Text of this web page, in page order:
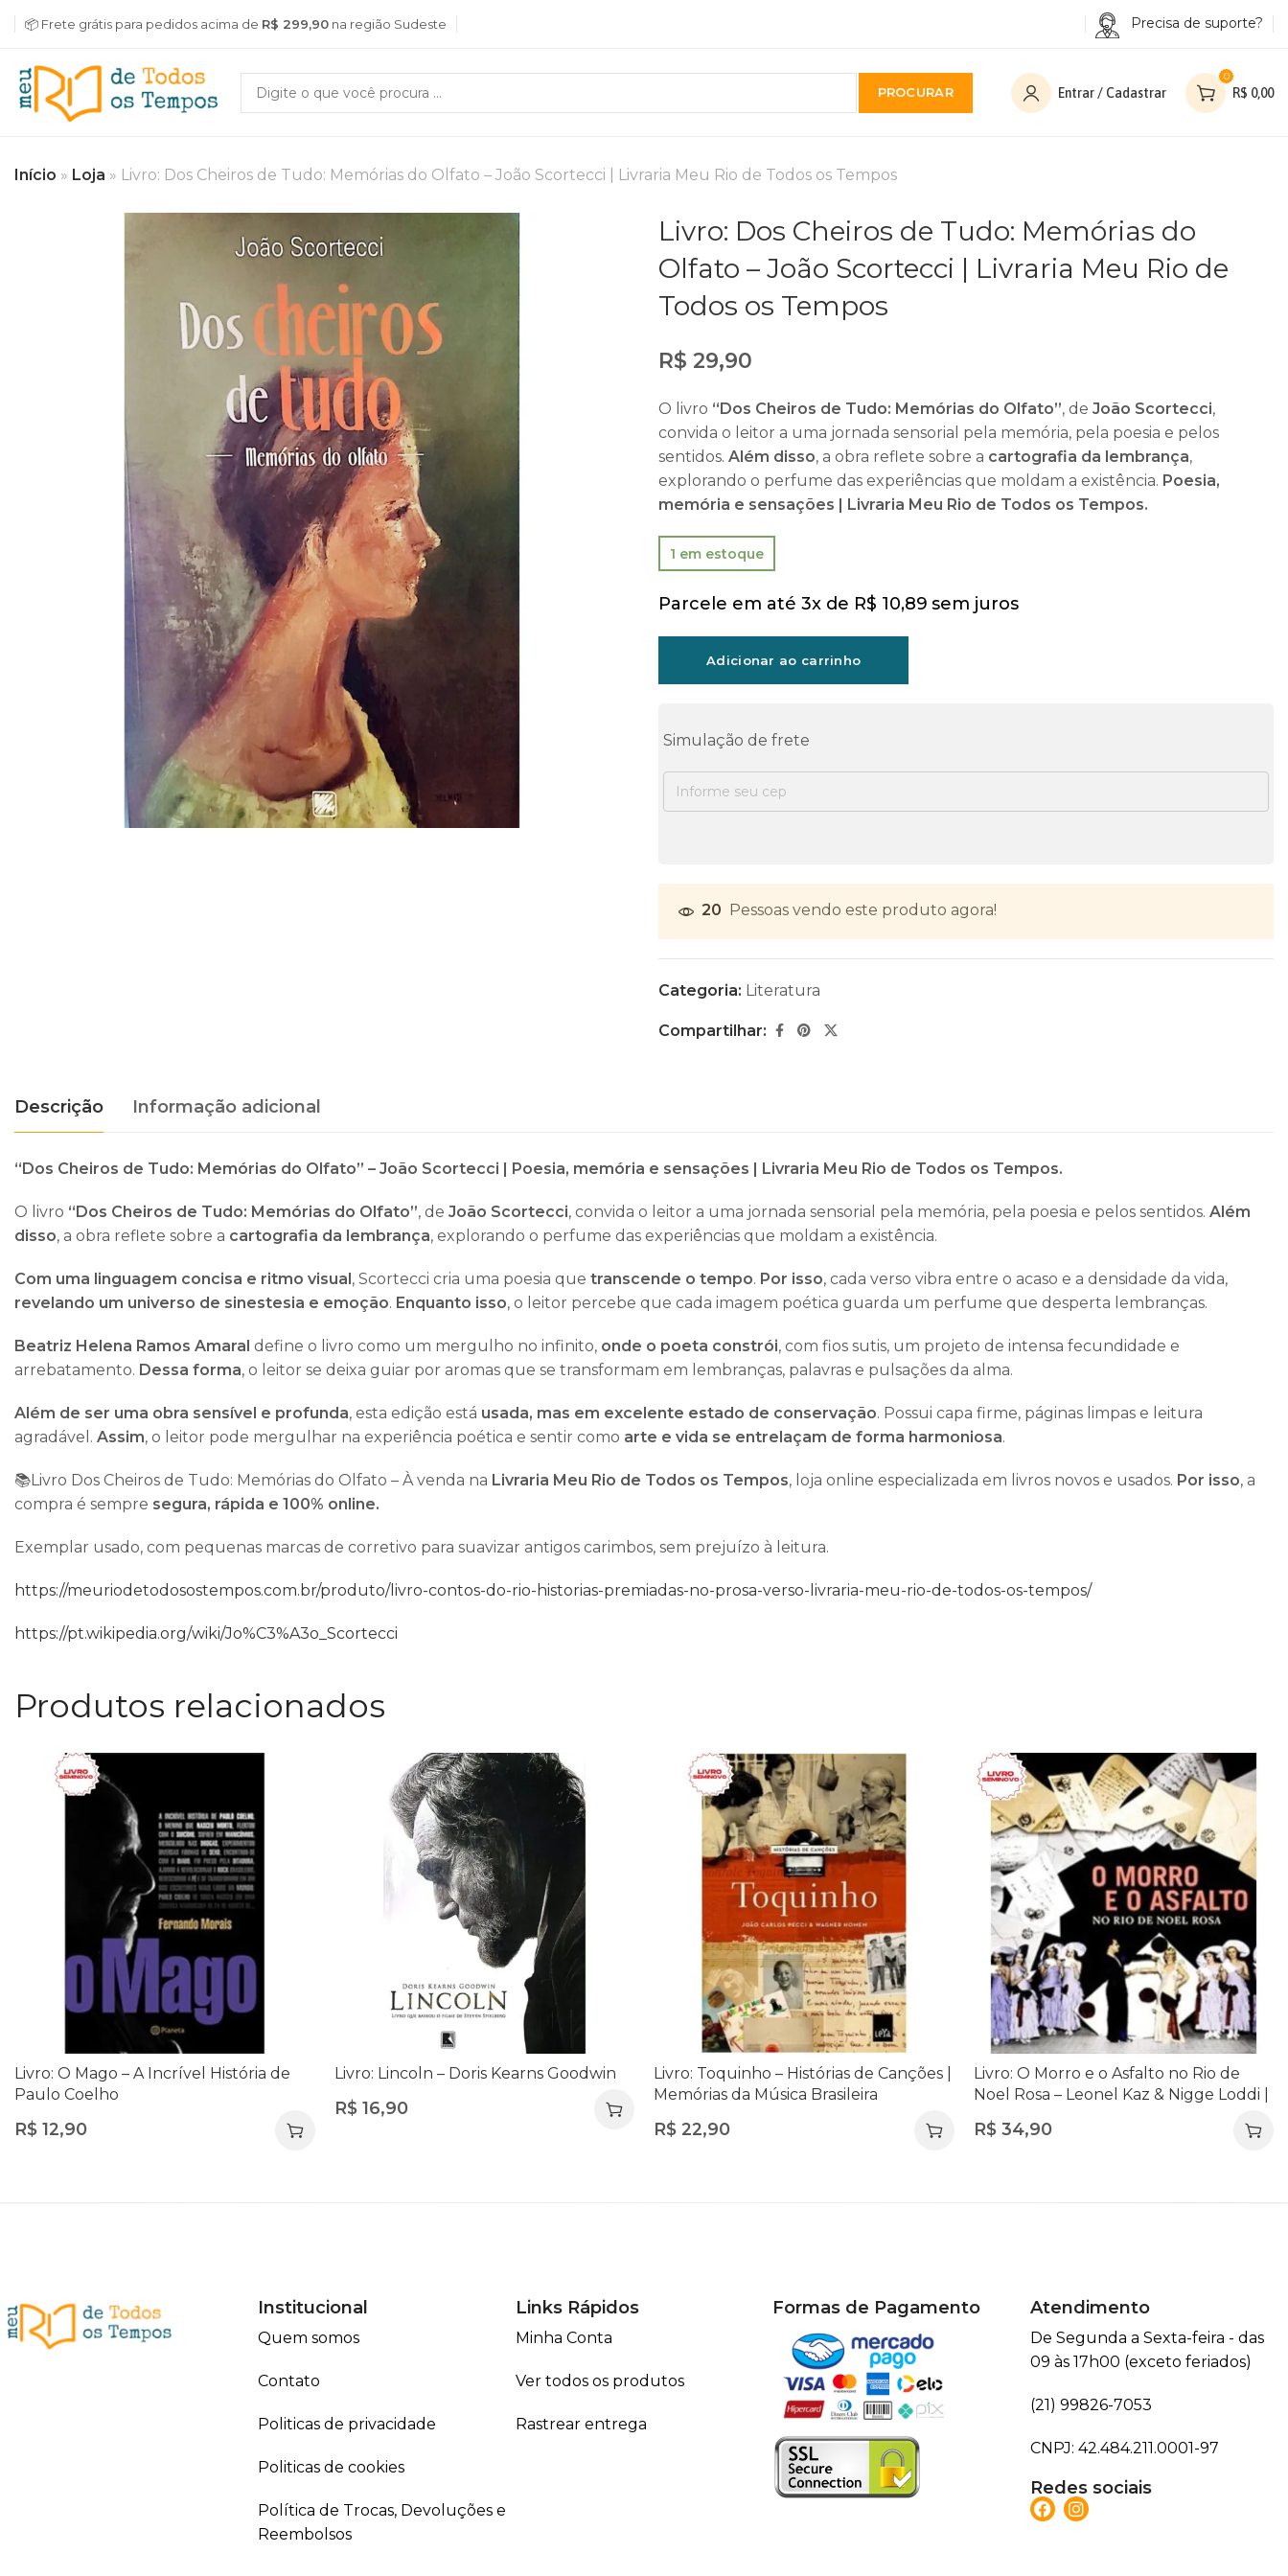
📦 Frete grátis para pedidos acima de R$ 299,90 na região Sudeste Precisa de suporte?
PROCURAR Entrar / Cadastrar
0
R$ 0,00
Início » Loja » Livro: Dos Cheiros de Tudo: Memórias do Olfato – João Scortecci | Livraria Meu Rio de Todos os Tempos
Livro: Dos Cheiros de Tudo: Memórias do
Olfato – João Scortecci | Livraria Meu Rio de
Todos os Tempos
R$ 29,90
O livro “Dos Cheiros de Tudo: Memórias do Olfato”, de João Scortecci,
convida o leitor a uma jornada sensorial pela memória, pela poesia e pelos
sentidos. Além disso, a obra reflete sobre a cartografia da lembrança,
explorando o perfume das experiências que moldam a existência. Poesia,
memória e sensações | Livraria Meu Rio de Todos os Tempos.
1 em estoque
Parcele em até 3x de R$ 10,89 sem juros
Adicionar ao carrinho
Simulação de frete
20 Pessoas vendo este produto agora!
Categoria: Literatura
Compartilhar:
Descrição Informação adicional
“Dos Cheiros de Tudo: Memórias do Olfato” – João Scortecci | Poesia, memória e sensações | Livraria Meu Rio de Todos os Tempos.
O livro “Dos Cheiros de Tudo: Memórias do Olfato”, de João Scortecci, convida o leitor a uma jornada sensorial pela memória, pela poesia e pelos sentidos. Além
disso, a obra reflete sobre a cartografia da lembrança, explorando o perfume das experiências que moldam a existência.
Com uma linguagem concisa e ritmo visual , Scortecci cria uma poesia que transcende o tempo. Por isso, cada verso vibra entre o acaso e a densidade da vida,
revelando um universo de sinestesia e emoção. Enquanto isso, o leitor percebe que cada imagem poética guarda um perfume que desperta lembranças.
Beatriz Helena Ramos Amaral define o livro como um mergulho no infinito, onde o poeta constrói, com fios sutis, um projeto de intensa fecundidade e
arrebatamento. Dessa forma, o leitor se deixa guiar por aromas que se transformam em lembranças, palavras e pulsações da alma.
Além de ser uma obra sensível e profunda, esta edição está usada, mas em excelente estado de conservação. Possui capa firme, páginas limpas e leitura
agradável. Assim, o leitor pode mergulhar na experiência poética e sentir como arte e vida se entrelaçam de forma harmoniosa.
📚Livro Dos Cheiros de Tudo: Memórias do Olfato – À venda na Livraria Meu Rio de Todos os Tempos, loja online especializada em livros novos e usados. Por isso, a
compra é sempre segura, rápida e 100% online.
Exemplar usado, com pequenas marcas de corretivo para suavizar antigos carimbos, sem prejuízo à leitura.
https://meuriodetodosostempos.com.br/produto/livro-contos-do-rio-historias-premiadas-no-prosa-verso-livraria-meu-rio-de-todos-os-tempos/
https://pt.wikipedia.org/wiki/Jo%C3%A3o_Scortecci
Produtos relacionados
Livro: O Mago – A Incrível História de
Paulo Coelho
R$ 12,90
Livro: Lincoln – Doris Kearns Goodwin
R$16,90
Livro: Toquinho – Histórias de Canções |
Memórias da Música Brasileira
R$ 22,90
Livro: O Morro e o Asfalto no Rio de
Noel Rosa – Leonel Kaz & Nigge Loddi |
R$34,90
Institucional
Quem somos
Contato
Politicas de privacidade
Politicas de cookies
Política de Trocas, Devoluções e
Reembolsos
Links Rápidos
Minha Conta
Ver todos os produtos
Rastrear entrega
Formas de Pagamento Atendimento
De Segunda a Sexta-feira - das
09 às 17h00 (exceto feriados)
(21) 99826-7053
CNPJ: 42.484.211.0001-97
Redes sociais